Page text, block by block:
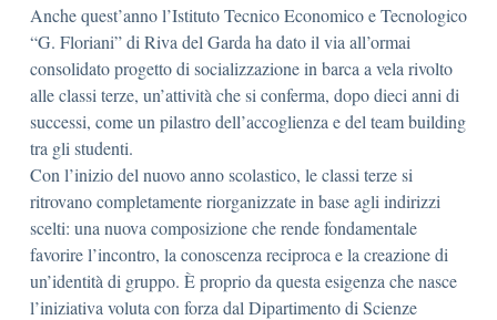
Anche quest’anno l’Istituto Tecnico Economico e Tecnologico
“G. Floriani” di Riva del Garda ha dato il via all’ormai
consolidato progetto di socializzazione in barca a vela rivolto
alle classi terze, un’attività che si conferma, dopo dieci anni di
successi, come un pilastro dell’accoglienza e del team building
tra gli studenti.
Con l’inizio del nuovo anno scolastico, le classi terze si
ritrovano completamente riorganizzate in base agli indirizzi
scelti: una nuova composizione che rende fondamentale
favorire l’incontro, la conoscenza reciproca e la creazione di
un’identità di gruppo. È proprio da questa esigenza che nasce
l’iniziativa voluta con forza dal Dipartimento di Scienze